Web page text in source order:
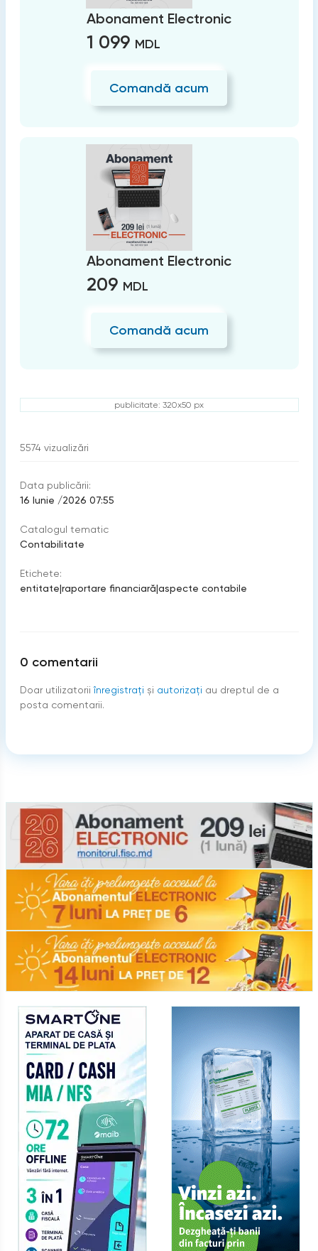
Abonament Electronic
1 099 MDL
Comandă acum
Abonament Electronic
209 MDL
Comandă acum
publicitate: 320x50 px
5574 vizualizări
Data publicării:
16 Iunie /2026 07:55
Catalogul tematic
Contabilitate
Etichete:
entitate|raportare financiară|aspecte contabile
0 comentarii
Doar utilizatorii înregistraţi şi autorizați au dreptul de a
posta comentarii.